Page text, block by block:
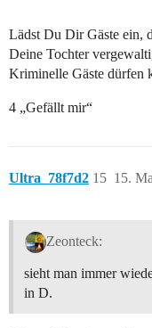
Lädst Du Dir Gäste ein,
Deine Tochter
Kriminelle Gäste dürfen
4 „Gefällt mir“
Ultra_78f7d2 15.
15
Zeonteck:
sieht man immer
in D.